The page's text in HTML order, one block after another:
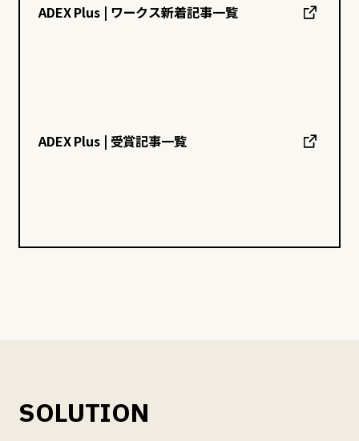
ADEX Plus | ワークス新着記事一覧
ADEX Plus | 受賞記事一覧
SOLUTION